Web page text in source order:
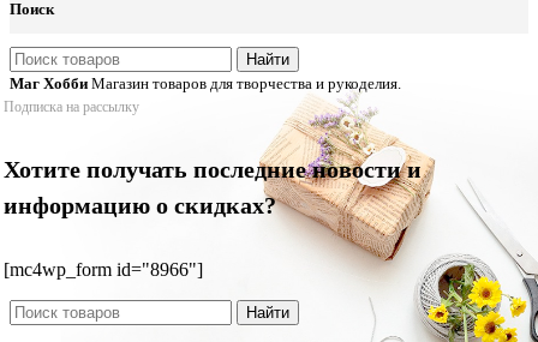
Поиск
Найти
Маг Хобби Магазин товаров для творчества и рукоделия.
Подписка на рассылку
Хотите получать последние новости и
информацию о скидках?
[mc4wp_form id="8966"]
Найти